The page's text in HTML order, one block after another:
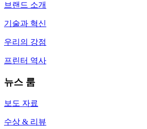
브랜드 소개
기술과 혁신
우리의 강점
프린터 역사
뉴스 룸
보도 자료
수상 & 리뷰